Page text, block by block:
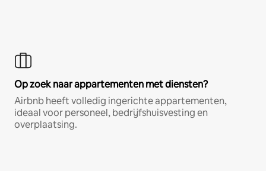
Op zoek naar appartementen met diensten?
Airbnb heeft volledig ingerichte appartementen,
ideaal voor personeel, bedrijfshuisvesting en
overplaatsing.